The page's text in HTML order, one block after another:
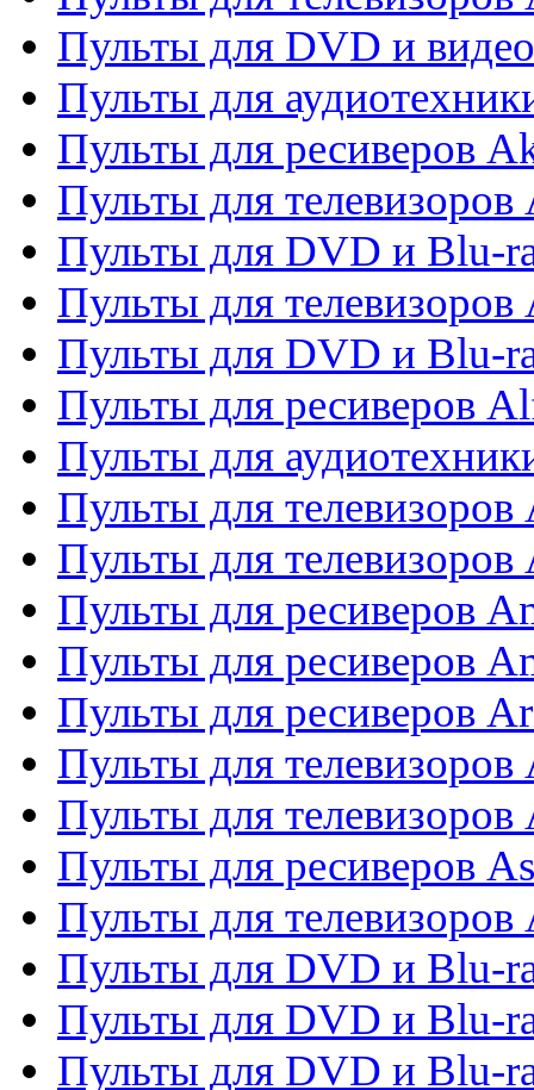
Пульты для DVD и
Пульты для
Пульты для ресиверов
Пульты для телевизоров
Пульты для DVD и Blu-
Пульты для
Пульты для DVD и Blu-
Пульты для ресиверов
Пульты для
Пульты для
Пульты для
Пульты для ресиверов
Пульты для ресиверов
Пульты для ресиверов
Пульты для
Пульты для телевизоров
Пульты для ресиверов
Пульты для телевизоров
Пульты для DVD и Blu-
Пульты для DVD и Blu-
Пульты для DVD и Blu-